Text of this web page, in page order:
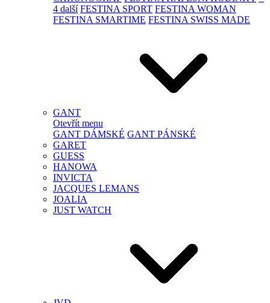
4 další FESTINA SPORT FESTINA WOMAN
FESTINA SMARTIME FESTINA SWISS MADE
GANT
Otevřít menu
GANT DÁMSKÉ GANT PÁNSKÉ
GARET
GUESS
HANOWA
INVICTA
JACQUES LEMANS
JOALIA
JUST WATCH